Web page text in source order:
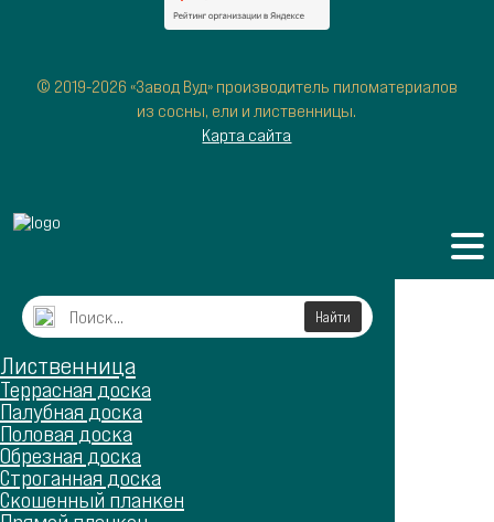
© 2019-2026 «Завод Вуд» производитель пиломатериалов
из сосны, ели и лиственницы.
Карта сайта
Лиственница
Террасная доска
Палубная доска
Половая доска
Обрезная доска
Строганная доска
Скошенный планкен